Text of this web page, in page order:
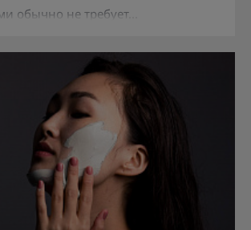
обычно не требует...